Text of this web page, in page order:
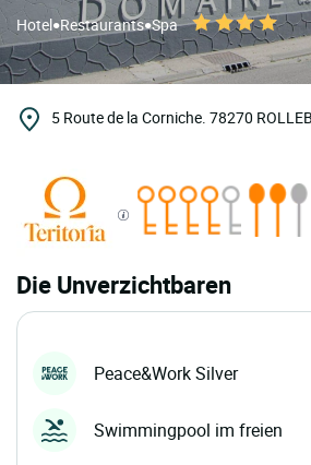
Hotel•Restaurants•Spa
5 Route de la Corniche. 78270
Die Unverzichtbaren
Peace&Work Silver
Swimmingpool im freien